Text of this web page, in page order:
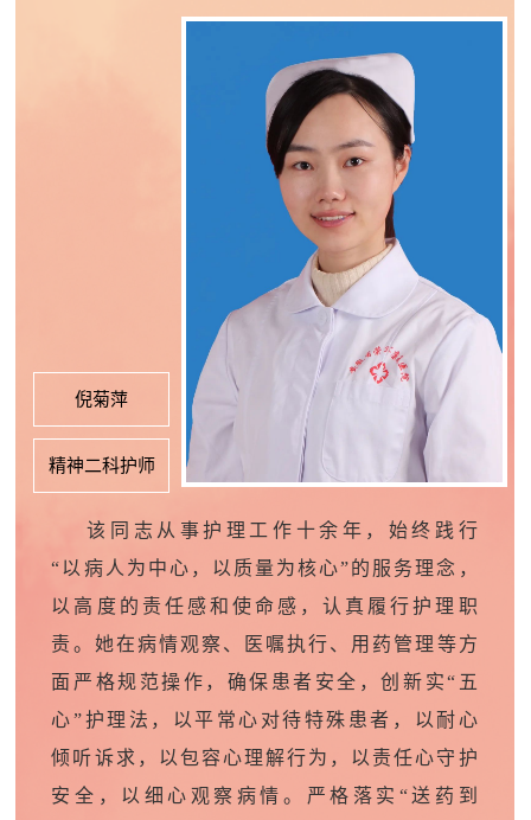
倪菊萍
精神二科护师
该同志从事护理工作十余年，始终践行
“以病人为中心，以质量为核心” 的服务理念，
以高度的责任感和使命感，认真履行护理职
责。她在病情观察、医嘱执行、用药管理等方
面严格规范操作，确保患者安全 ，创新实“ 五
心”护理法 ， 以平常心对待特殊患者，以耐心
倾听诉求，以包容心理解行为，以责任心守护
安全，以细心观察病情。严格落实 “送药到